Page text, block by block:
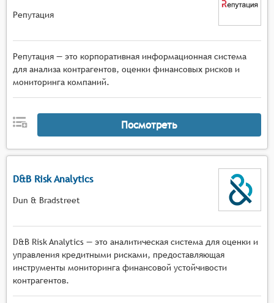
Репутация
Репутация — это корпоративная информационная система
для анализа контрагентов, оценки финансовых рисков и
мониторинга компаний.
Посмотреть
D&B Risk Analytics
Dun & Bradstreet
D&B Risk Analytics — это аналитическая система для оценки и
управления кредитными рисками, предоставляющая
инструменты мониторинга финансовой устойчивости
контрагентов.